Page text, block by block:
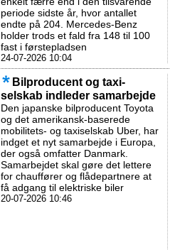
periode sidste år, hvor antallet
endte på 204. Mercedes-Benz
holder trods et fald fra 148 til 100
fast i førstepladsen
24-07-2026 10:04
Bilproducent og taxi-
selskab indleder samarbejde
Den japanske bilproducent Toyota
og det amerikansk-baserede
mobilitets- og taxiselskab Uber, har
indget et nyt samarbejde i Europa,
der også omfatter Danmark.
Samarbejdet skal gøre det lettere
for chauffører og flådepartnere at
få adgang til elektriske biler
20-07-2026 10:46